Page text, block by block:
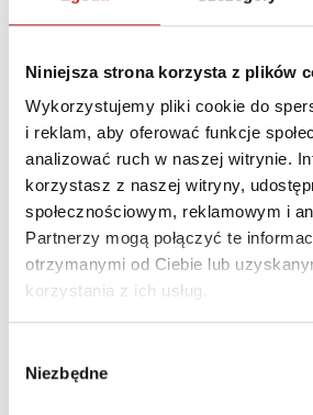
Niniejsza strona korzysta z plików
Wykorzystujemy pliki cookie do
i reklam, aby oferować funkcje
analizować ruch w naszej witrynie.
korzystasz z naszej witryny,
społecznościowym, reklamowym i
Partnerzy mogą połączyć te
otrzymanymi od Ciebie lub
korzystania z ich usług.
zgody
Niezbędne
The Blue ZoneiThrive
Książka [Goldie] może pomóc
wykorzystać chwile spędzane z
i wspaniale przeżywać czas
kształtowanie ich umysłów w taki
przez całe życie być szczęśliwe i
Daniel Goleman, autor książki
emocjonalna
Goldiewspaniale łączy osobiste
mechanizmu funkcjonowania